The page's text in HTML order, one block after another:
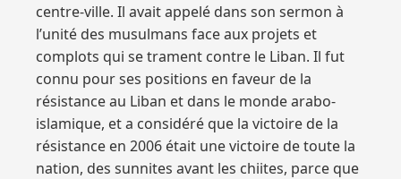
centre-ville. Il avait appelé dans son sermon à
l’unité des musulmans face aux projets et
complots qui se trament contre le Liban. Il fut
connu pour ses positions en faveur de la
résistance au Liban et dans le monde arabo-
islamique, et a considéré que la victoire de la
résistance en 2006 était une victoire de toute la
nation, des sunnites avant les chiites, parce que